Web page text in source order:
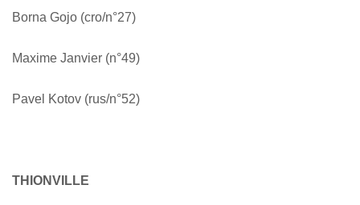
Borna Gojo (cro/n°27)
Maxime Janvier (n°49)
Pavel Kotov (rus/n°52)
THIONVILLE